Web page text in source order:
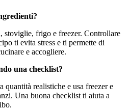
stoviglie, frigo e freezer. Controllare
ti evita stress e ti permette di
e accogliere.
una checklist?
quantità realistiche e usa freezer e
Una buona checklist ti aiuta a